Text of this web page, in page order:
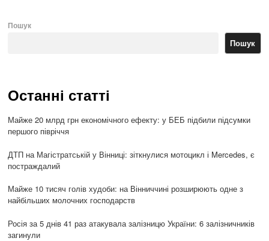
Пошук
Пошук
Останні статті
Майже 20 млрд грн економічного ефекту: у БЕБ підбили підсумки
першого півріччя
ДТП на Магістратській у Вінниці: зіткнулися мотоцикл і Mercedes, є
постраждалий
Майже 10 тисяч голів худоби: на Вінниччині розширюють одне з
найбільших молочних господарств
Росія за 5 днів 41 раз атакувала залізницю України: 6 залізничників
загинули